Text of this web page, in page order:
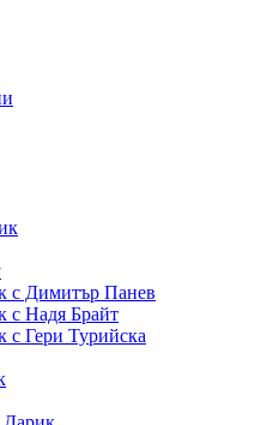
с Димитър Панев
с Надя Брайт
с Гери Турийска